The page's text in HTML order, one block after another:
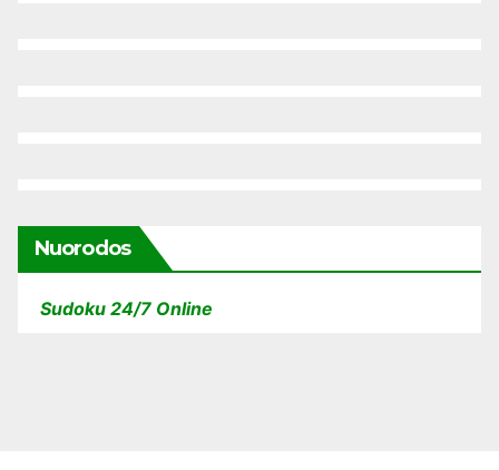
Nuorodos
Sudoku 24/7 Online